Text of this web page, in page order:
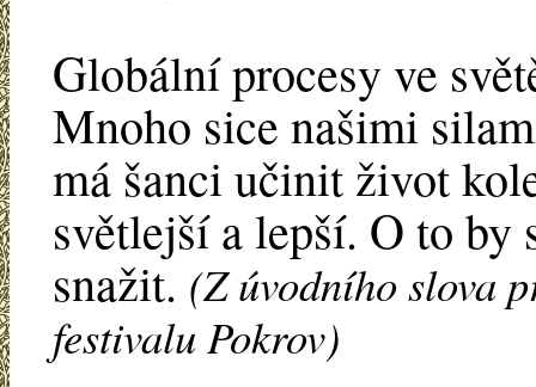
Globální procesy ve
Mnoho sice našimi
má šanci učinit život
světlejší a lepší. O to by
snažit. (Z úvodního slova
festivalu Pokrov)